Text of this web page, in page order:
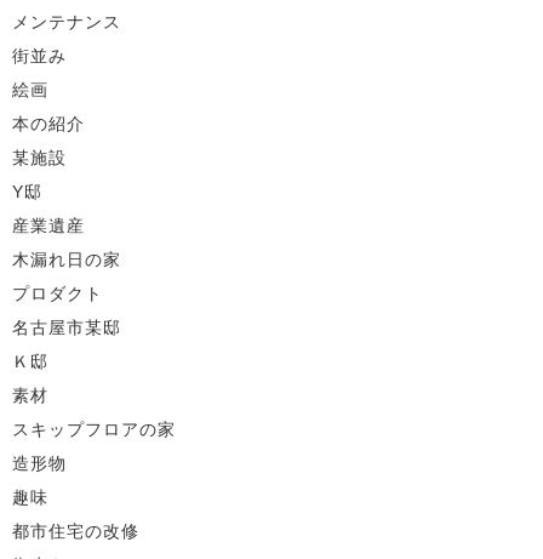
メンテナンス
街並み
絵画
本の紹介
某施設
Y邸
産業遺産
木漏れ日の家
プロダクト
名古屋市某邸
Ｋ邸
素材
スキップフロアの家
造形物
趣味
都市住宅の改修